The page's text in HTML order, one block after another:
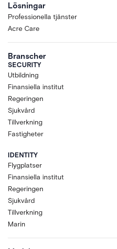
Lösningar
Professionella tjänster
Acre Care
Branscher
SECURITY
Utbildning
Finansiella institut
Regeringen
Sjukvård
Tillverkning
Fastigheter
IDENTITY
Flygplatser
Finansiella institut
Regeringen
Sjukvård
Tillverkning
Marin